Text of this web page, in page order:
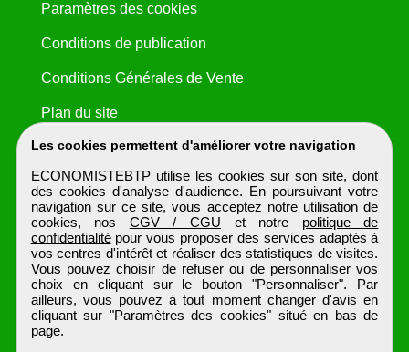
Les cookies permettent d'améliorer votre navigation
ECONOMISTEBTP utilise les cookies sur son site, dont
des cookies d'analyse d'audience. En poursuivant votre
navigation sur ce site, vous acceptez notre utilisation de
cookies, nos CGV / CGU et notre politique de
confidentialitépour vous proposer des services adaptés à
vos centres d'intérêt et réaliser des statistiques de visites.
Vous pouvez choisir de refuser ou de personnaliser vos
choix en cliquant sur le bouton "Personnaliser". Par
ailleurs, vous pouvez à tout moment changer d'avis en
cliquant sur "Paramètres des cookies" situé en bas de
page.
Paramètres des cookies
Conditions de publication
Conditions Générales de Vente
Plan du site